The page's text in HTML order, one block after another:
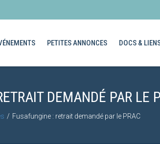
PETITES ANNONCES DOCS &
DEMANDÉ PAR LE
Fusafungine : retrait demandé par le PRAC